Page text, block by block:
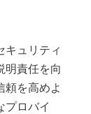
キュリティ
明責任を向
頼を高めよ
プロバイ